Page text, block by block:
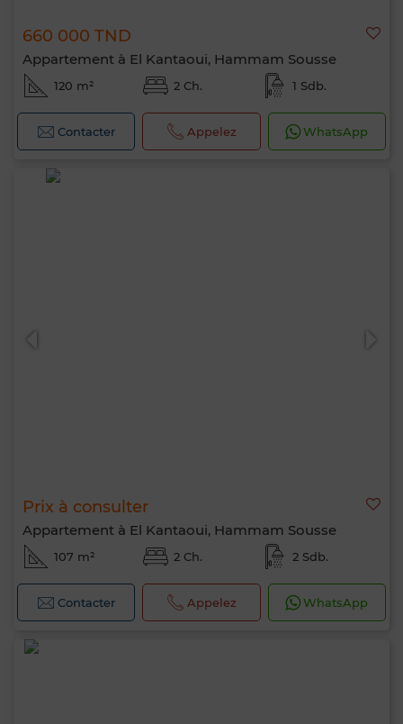
660 000 TND
Appartement à El Kantaoui, Hammam Sousse
120 m² 2 Ch. 1 Sdb.
Contacter Appelez WhatsApp
Prix à consulter
Appartement à El Kantaoui, Hammam Sousse
107 m² 2 Ch. 2 Sdb.
Contacter Appelez WhatsApp